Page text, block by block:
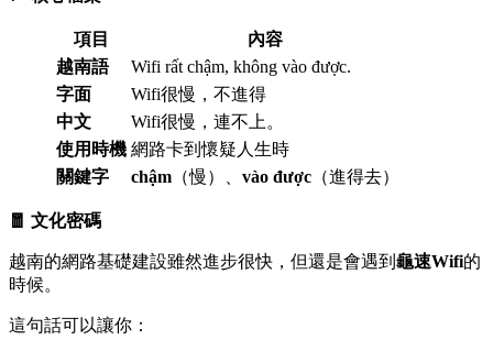
項目
內容
越南語
Wifi rất chậm, không vào được.
字面
Wifi很慢，不進得
中文
Wifi很慢，連不上。
使用時機 網路卡到懷疑人生時
關鍵字
chậm （慢）、 vào được （進得去）
🧧 文化密碼
越南的網路基礎建設雖然進步很快，但還是會遇到 龜速Wifi的
時候。
這句話可以讓你：